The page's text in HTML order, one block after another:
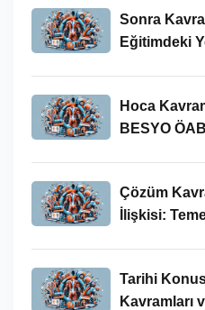
Sonra
Eğitimdeki
Hoca
BESYO
Çözüm
İlişkisi:
Tarihi
Kavramları